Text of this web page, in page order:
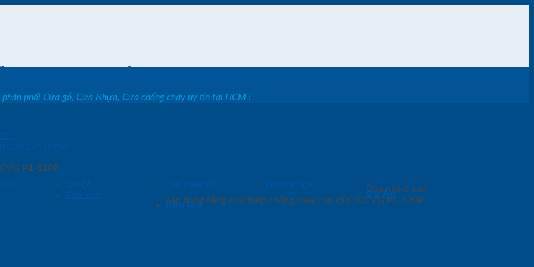
Sàn gỗ Cầu thang gỗ
Giường ngủ
Cửa kính
Dự Án
Báo Giá
phân phối Cửa gỗ, Cửa Nhựa, Cửa chống cháy uy tín tại HCM !
120P
Cửa nhà ở cao
cấp dùng bằng cửa thép chống cháy cao cấp TCCVG.P1-120P